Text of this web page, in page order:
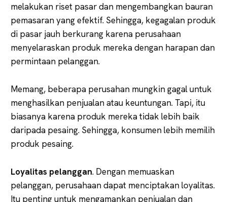
melakukan riset pasar dan mengembangkan bauran
pemasaran yang efektif. Sehingga, kegagalan produk
di pasar jauh berkurang karena perusahaan
menyelaraskan produk mereka dengan harapan dan
permintaan pelanggan.
Memang, beberapa perusahan mungkin gagal untuk
menghasilkan penjualan atau keuntungan. Tapi, itu
biasanya karena produk mereka tidak lebih baik
daripada pesaing. Sehingga, konsumen lebih memilih
produk pesaing.
Loyalitas pelanggan. Dengan memuaskan
pelanggan, perusahaan dapat menciptakan loyalitas.
Itu penting untuk mengamankan penjualan dan